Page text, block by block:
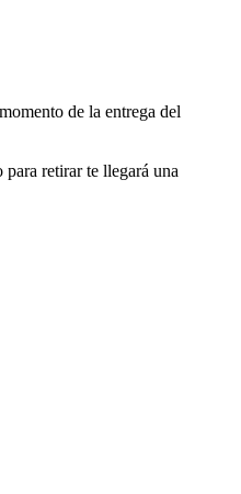
de la entrega del
retirar te llegará una